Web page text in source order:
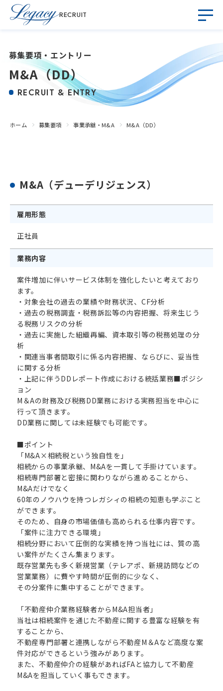
RECRUIT
募集要項・エントリー
M&A（DD）
RECRUIT & ENTRY
ホーム 募集要項 事業承継・M&A M&A（DD）
M&A（デューデリジェンス）
雇用形態
正社員
業務内容
案件増加に伴いサービス体制を強化したいと考えており
ます。
・対象会社の過去の業績や財務状況、CF分析
・過去の税務調査・税務訴訟等の内容把握、将来生じう
る税務リスクの分析
・過去に実施した組織再編、資本取引等の税務処理の分
析
・関連当事者間取引に係る内容把握、ならびに、妥当性
に関する分析
・上記に伴うDDレポート作成における統括業務■ポジシ
ョン
M＆Aの財務及び税務DD業務における実務担当を中心に
行って頂きます。
DD業務に関しては未経験でも可能です。
■ポイント
「M&A×相続税という独自性を」
相続からの事業承継、M&Aを一貫して手掛けています。
相続専門部署と密接に関わりながら進めることから、
M&Aだけでなく
60年のノウハウを持つレガシィの相続の知恵も学ぶこと
ができます。
そのため、自身の市場価値も高められる仕事内容です。
「案件に注力できる環境」
相続分野において圧倒的な実績を持つ当社には、質の高
い案件がたくさん集まります。
既存営業先も多く新規営業（テレアポ、新規訪問などの
営業業務）に費やす時間が圧倒的に少なく、
その分案件に集中することができます。
「不動産仲介業務経験者からM&A担当者」
当社は相続案件を通じた不動産に関する豊富な経験を有
することから、
不動産専門部署と連携しながら不動産M＆Aなど高度な案
件対応ができるという強みがあります。
また、不動産仲介の経験があればFAと協力して不動産
M&Aを担当していく事もできます。